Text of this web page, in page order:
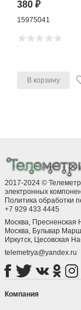
380₽
15975041
В корзину
2017-2024 ©
электронных
Политика обработки
+7 929 433 4445
Москва, Пресненская
Москва, ​Бульвар
Иркутск, ​Цесовская
telemetrya@yandex.ru
Компания